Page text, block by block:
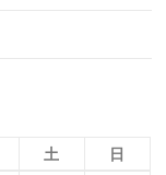
土 日